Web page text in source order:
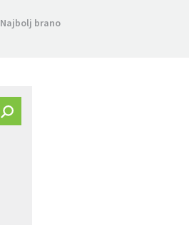
Najbolj brano